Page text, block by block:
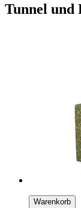
Tunnel und
Warenkorb